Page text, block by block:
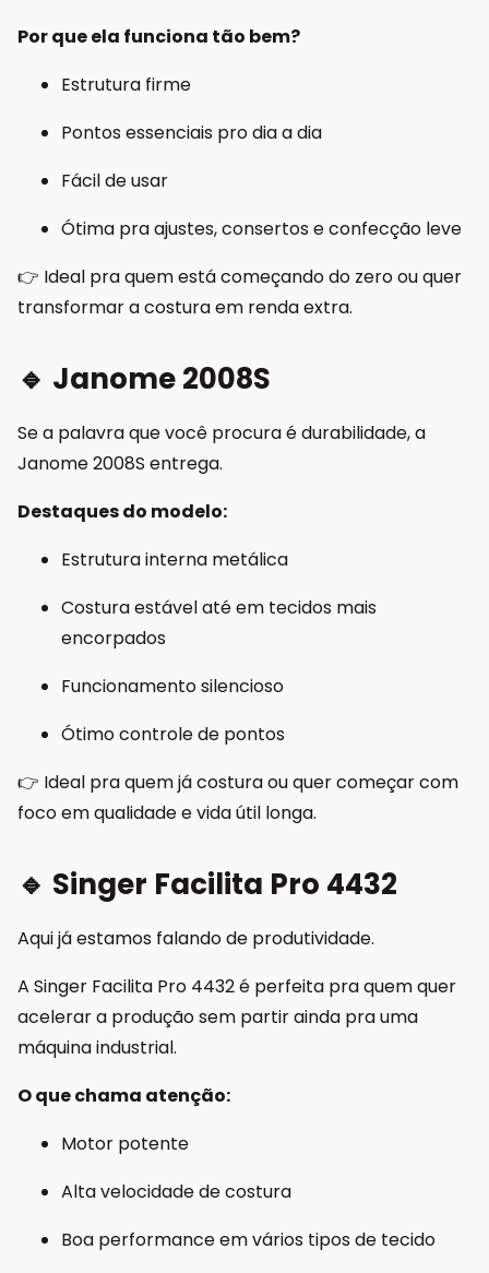
Por que ela funciona tão bem?
Estrutura firme
Pontos essenciais pro dia a dia
Fácil de usar
Ótima pra ajustes, consertos e confecção leve
👉 Ideal pra quem está começando do zero ou quer
transformar a costura em renda extra.
🔹 Janome 2008S
Se a palavra que você procura é durabilidade, a
Janome 2008S entrega.
Destaques do modelo:
Estrutura interna metálica
Costura estável até em tecidos mais
encorpados
Funcionamento silencioso
Ótimo controle de pontos
👉 Ideal pra quem já costura ou quer começar com
foco em qualidade e vida útil longa.
🔹 Singer Facilita Pro 4432
Aqui já estamos falando de produtividade.
A Singer Facilita Pro 4432 é perfeita pra quem quer
acelerar a produção sem partir ainda pra uma
máquina industrial.
O que chama atenção:
Motor potente
Alta velocidade de costura
Boa performance em vários tipos de tecido